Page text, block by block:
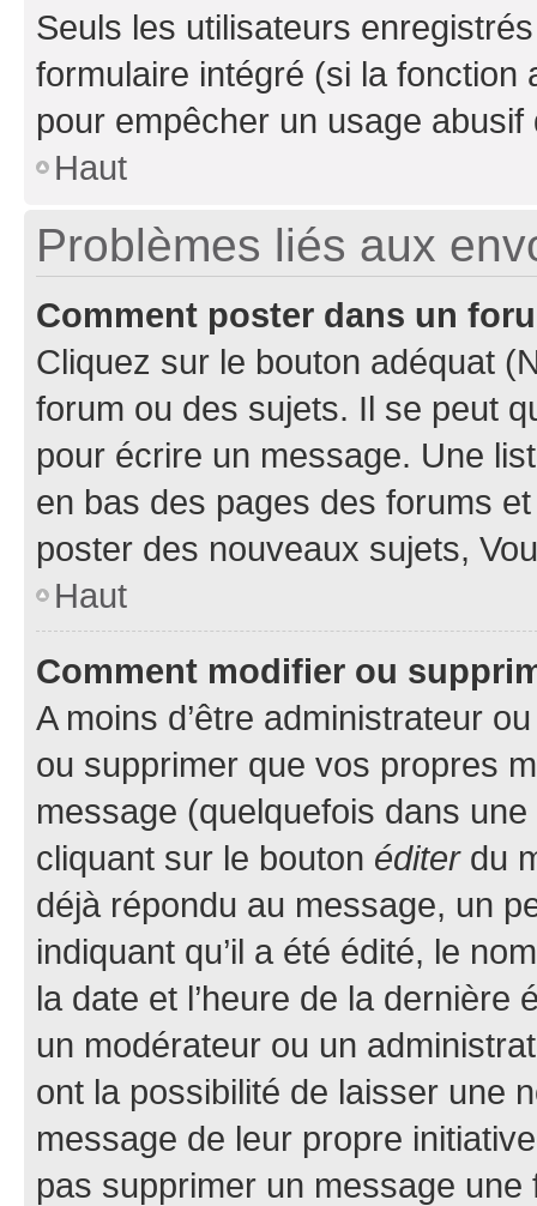
Seuls les utilisateurs
formulaire intégré (si la fonction
pour empêcher un usage
Haut
Problèmes liés aux
Comment poster dans un
Cliquez sur le bouton adéquat
forum ou des sujets. Il se peut
pour écrire un message. Une
en bas des pages des forums
poster des nouveaux sujets,
Haut
Comment modifier ou
A moins d’être administrateur
ou supprimer que vos propres
message (quelquefois dans
cliquant sur le bouton éditerdu
déjà répondu au message, un
indiquant qu’il a été édité, le
la date et l’heure de la dernière
un modérateur ou un
ont la possibilité de laisser une
message de leur propre
pas supprimer un message une